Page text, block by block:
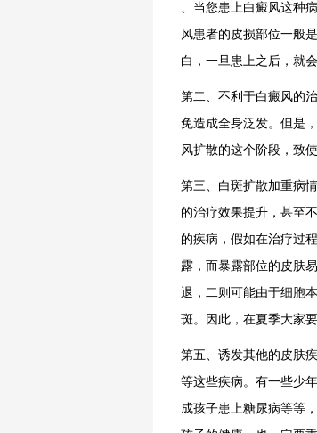
、当您患上白癜风这种
风患者的皮损部位一般
白，一旦患上之后，就
第二、不利于白癜风的
免造成全身泛发。但是
风扩散的这个阶段，致
第三、白斑扩散加重病
的治疗效果提升，甚至
的疾病，假如在治疗过
露，而暴露部位的皮肤
退，二则可能由于细胞
斑。因此，在夏季大家
第五、诱发其他的皮肤
等这些疾病。有一些少
成孩子患上糖尿病等等